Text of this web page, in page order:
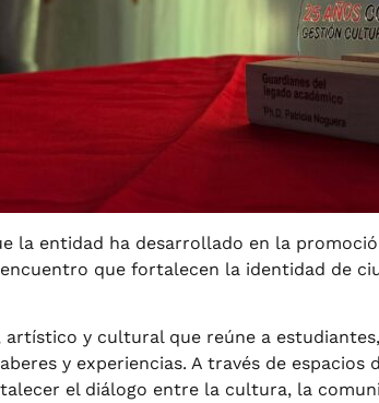
la entidad ha desarrollado en la
que fortalecen la identidad de
y cultural que reúne a
y experiencias. A través de
el diálogo entre la cultura, la